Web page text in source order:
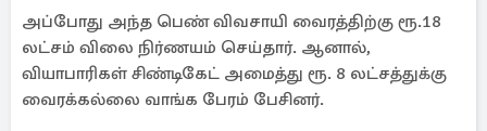
அப்போது அந்த பெண் விவசாயி வைரத்திற்கு ரூ.18
லட்சம் விலை நிர்ணயம் செய்தார். ஆனால்,
வியாபாரிகள் சிண்டிகேட் அமைத்து ரூ. 8 லட்சத்துக்கு
வைரக்கல்லை வாங்க பேரம் பேசினர்.